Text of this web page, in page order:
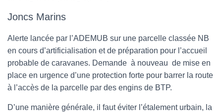
Joncs Marins
Alerte lancée par l’ADEMUB sur une parcelle classée NB
en cours d’artificialisation et de préparation pour l’accueil
probable de caravanes. Demande à nouveau de mise en
place en urgence d’une protection forte pour barrer la route
à l’accès de la parcelle par des engins de BTP.
D’une manière générale, il faut éviter l’étalement urbain, la